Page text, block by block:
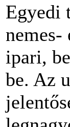
Egyedi
nemes-
ipari,
be. Az